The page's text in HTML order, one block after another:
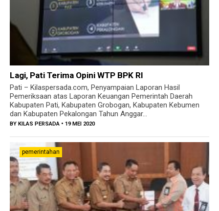
Lagi, Pati Terima Opini WTP BPK RI
Pati – Kilaspersada.com, Penyampaian Laporan Hasil
Pemeriksaan atas Laporan Keuangan Pemerintah Daerah
Kabupaten Pati, Kabupaten Grobogan, Kabupaten Kebumen
dan Kabupaten Pekalongan Tahun Anggar...
BY KILAS PERSADA • 19 MEI 2020
pemerintahan